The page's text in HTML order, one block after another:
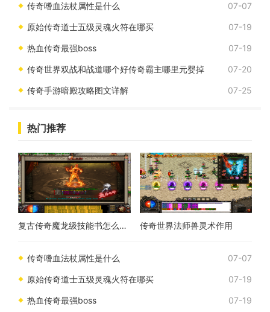
传奇嗜血法杖属性是什么 07-07
原始传奇道士五级灵魂火符在哪买 07-19
热血传奇最强boss 07-19
传奇世界双战和战道哪个好传奇霸主哪里元婴掉 07-20
传奇手游暗殿攻略图文详解 07-25
热门推荐
复古传奇魔龙级技能书怎么获得 传奇世界法师兽灵术作用
传奇嗜血法杖属性是什么 07-07
原始传奇道士五级灵魂火符在哪买 07-19
热血传奇最强boss 07-19